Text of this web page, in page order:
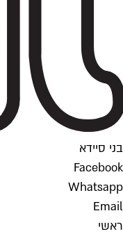
בני סיידא
Facebook
Whatsapp
Email
ראשי